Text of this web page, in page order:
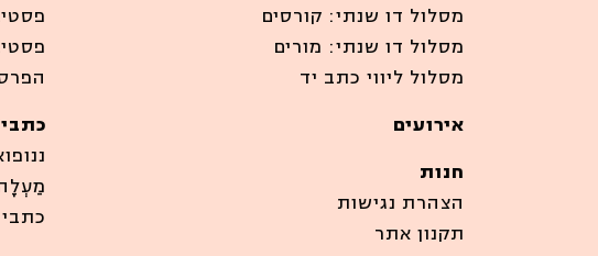
מסלול דו שנתי: קורסים
מסלול דו שנתי: מורים
מסלול ליווי כתב יד
אירועים
חנות
הצהרת נגישות
תקנון אתר